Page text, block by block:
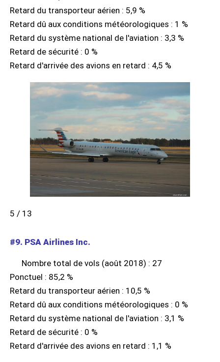
Retard du transporteur aérien : 5,9 %
Retard dû aux conditions météorologiques : 1 %
Retard du système national de l'aviation : 3,3 %
Retard de sécurité : 0 %
Retard d'arrivée des avions en retard : 4,5 %
5 / 13
#9. PSA Airlines Inc.
Nombre total de vols (août 2018) : 27
Ponctuel : 85,2 %
Retard du transporteur aérien : 10,5 %
Retard dû aux conditions météorologiques : 0 %
Retard du système national de l'aviation : 3,1 %
Retard de sécurité : 0 %
Retard d'arrivée des avions en retard : 1,1 %